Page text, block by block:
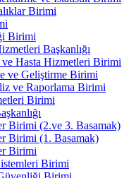
Birimi
Birimi
Başkanlığı
ve Hasta Hizmetleri Birimi
ve Geliştirme Birimi
ve Raporlama Birimi
Birimi
Birimi (2.ve 3. Basamak)
Birimi (1. Basamak)
Birimi
Birimi